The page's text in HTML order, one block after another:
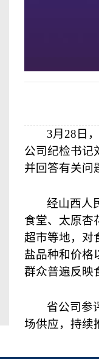
3月 28 日
公司纪检书记
并回答有关问
经山西人
食堂、太原杏
超市等地，对
盐品种和价格
群众普遍反映
省公司参
场供应，持续